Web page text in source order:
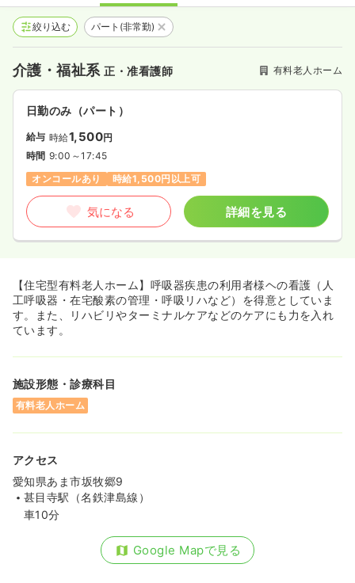
絞り込む パート(非常勤)
介護・福祉系正・准看護師 有料老人ホーム
日勤のみ（パート）
給与 時給1,500円
時間 9:00～17:45
オンコールあり
時給1,500円以上可
気になる 詳細を見る
【住宅型有料老人ホーム】呼吸器疾患の利用者様ヘの看護（人
工呼吸器・在宅酸素の管理・呼吸リハなど）を得意としていま
す。また、リハビリやターミナルケアなどのケアにも力を入れ
ています。
施設形態・診療科目
有料老人ホーム
アクセス
愛知県あま市坂牧郷9
甚目寺駅（名鉄津島線）
車10分
Google Mapで見る